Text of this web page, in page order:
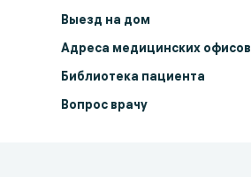
Выезд на дом
Адреса медицинских офисов
Библиотека пациента
Вопрос врачу